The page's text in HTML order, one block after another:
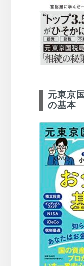
元東京
の基本